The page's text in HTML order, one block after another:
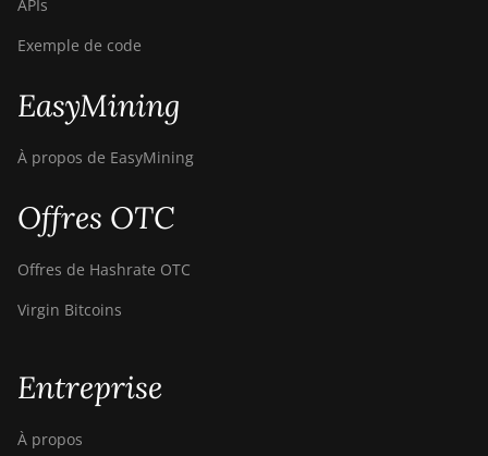
APIs
Exemple de code
EasyMining
À propos de EasyMining
Offres OTC
Offres de Hashrate OTC
Virgin Bitcoins
Entreprise
À propos